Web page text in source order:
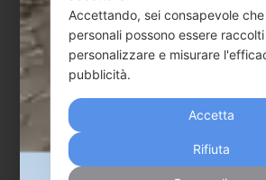
Accettando, sei consapevole
personali possono essere
personalizzare e misurare
pubblicità.
Accetta
Rifiuta